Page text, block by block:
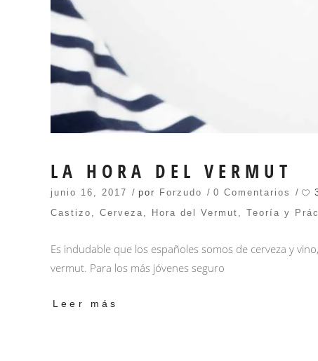
LA HORA DEL VERMUT
junio 16, 2017 por Forzudo 0 Comentarios
Castizo , Cerveza, Hora del Vermut , Teoría y
Es indudable que los españoles somos de cerveza y
vermut. Para los más jóvenes seguro
Leer más